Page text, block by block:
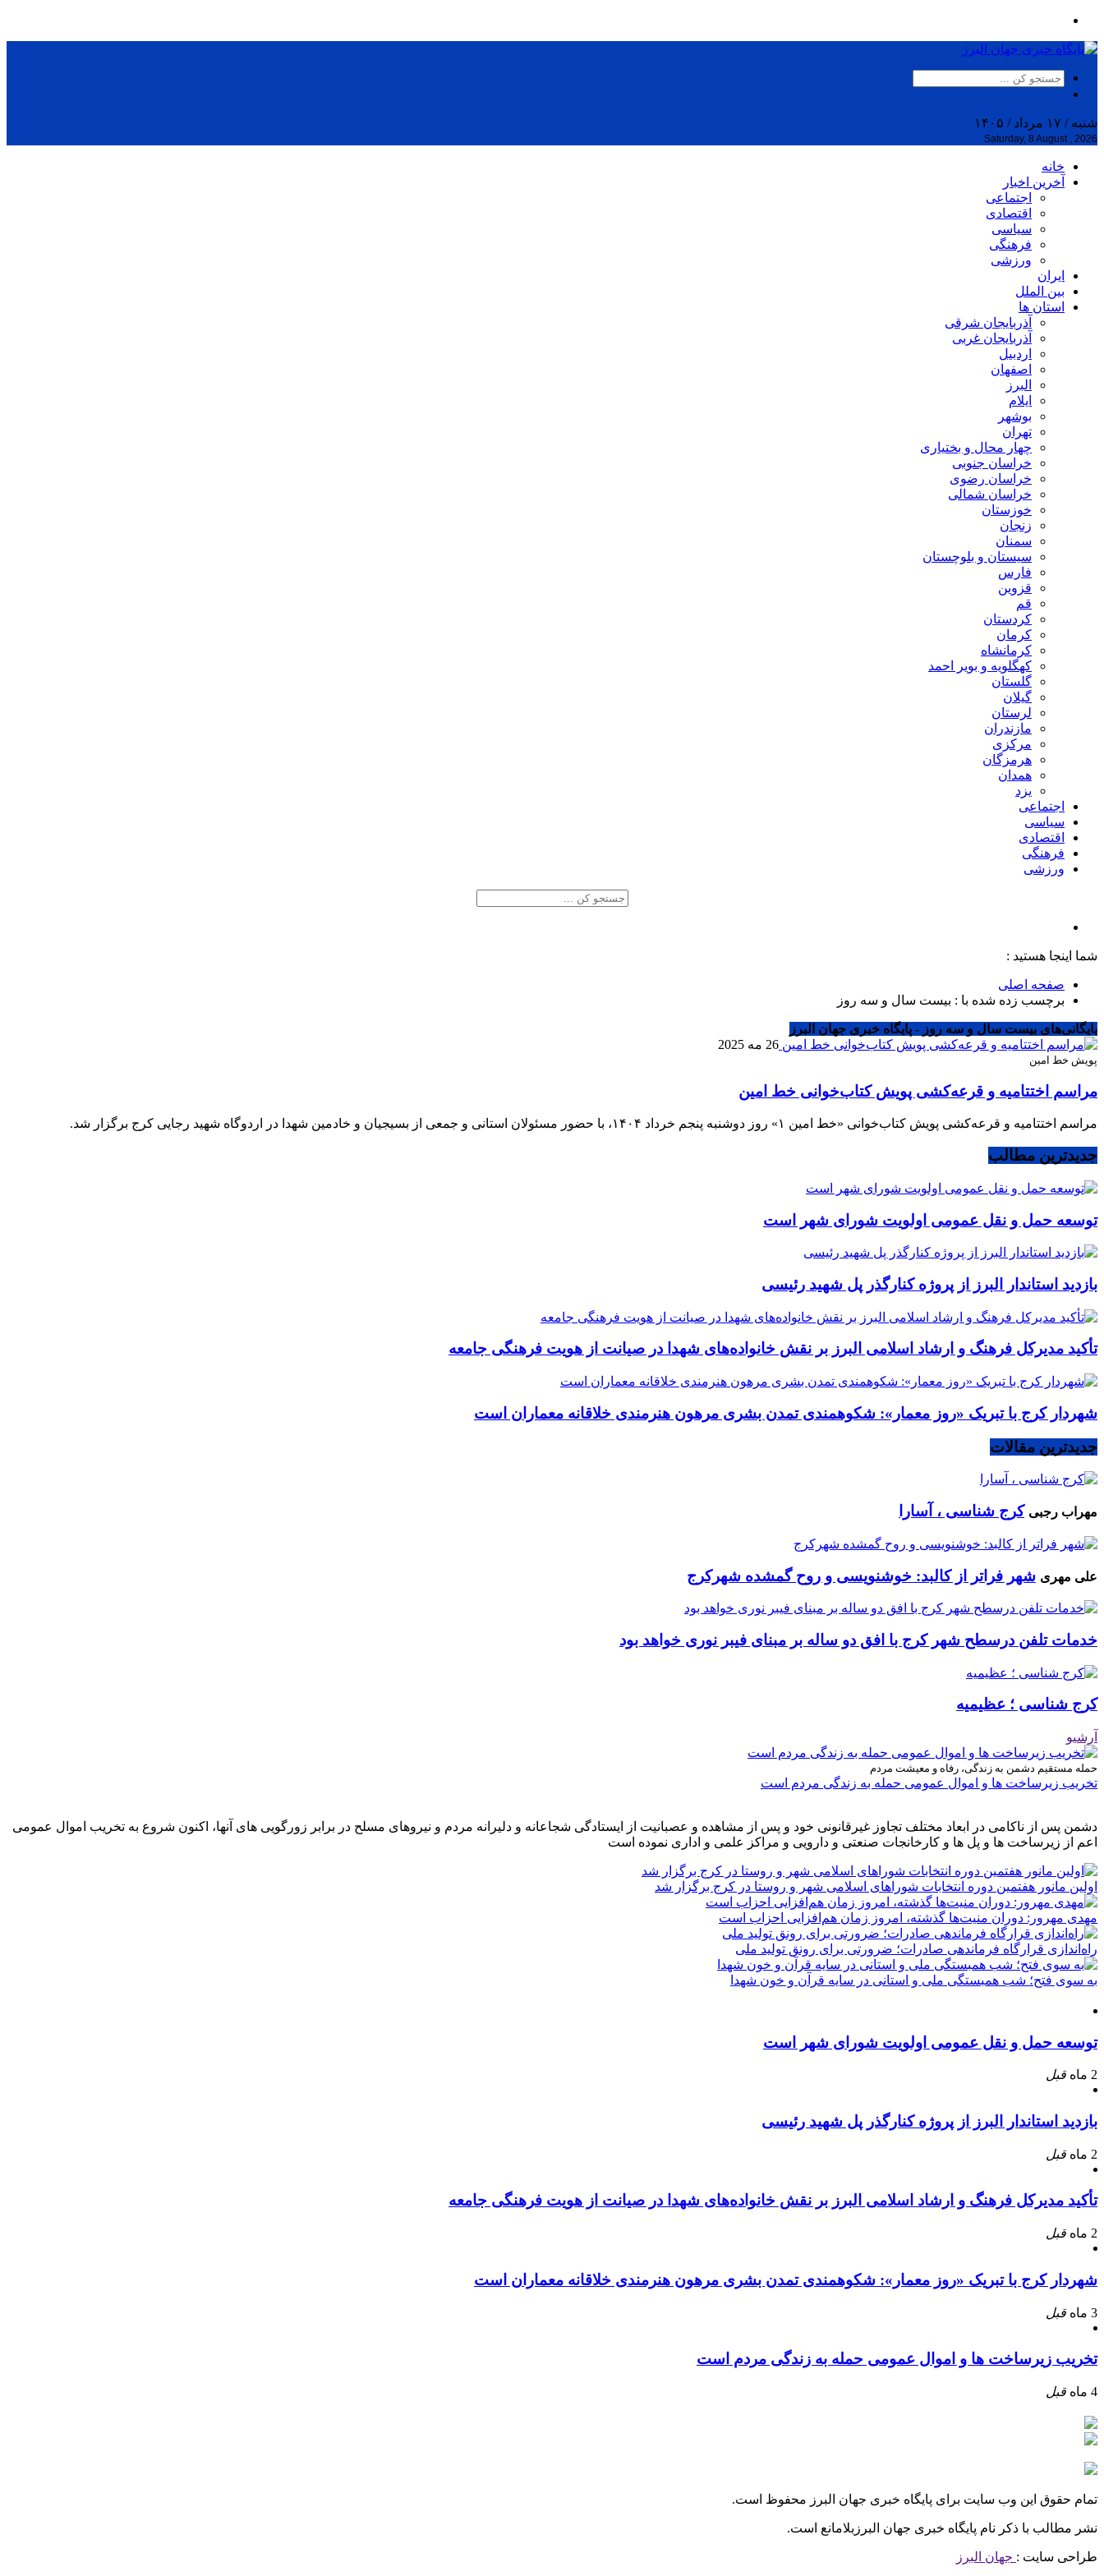
شنبه / ۱۷ مرداد / ۱۴۰۵
Saturday, 8 August , 2026
خانه
آخرین اخبار
اجتماعی
اقتصادی
سیاسی
فرهنگی
ورزشی
ایران
بین الملل
استان ها
آذربایجان شرقی
آذربایجان غربی
اردبیل
اصفهان
البرز
ایلام
بوشهر
تهران
چهار محال و بختیاری
خراسان جنوبی
خراسان رضوی
خراسان شمالی
خوزستان
زنجان
سمنان
سیستان و بلوچستان
فارس
قزوین
قم
کردستان
کرمان
کرمانشاه
کهگلویه و بویر احمد
گلستان
گیلان
لرستان
مازندران
مرکزی
هرمزگان
همدان
یزد
اجتماعی
سیاسی
اقتصادی
فرهنگی
ورزشی
شما اینجا هستید :
صفحه اصلی
برچسب زده شده با : بیست سال و سه روز
بایگانی‌های بیست سال و سه روز - پایگاه خبری جهان البرز
26 مه 2025
پویش خط امین
مراسم اختتامیه و قرعه‌کشی پویش کتاب‌خوانی خط امین
مراسم اختتامیه و قرعه‌کشی پویش کتاب‌خوانی «خط امین ۱» روز دوشنبه پنجم خرداد ۱۴۰۴، با حضور مسئولان استانی و جمعی از بسیجیان و خادمین شهدا در اردوگاه شهید رجایی کرج برگزار شد.
جدیدترین مطالب
توسعه حمل و نقل عمومی اولویت شورای شهر است
بازدید استاندار البرز از پروژه کنارگذر پل شهید رئیسی
تأکید مدیرکل فرهنگ و ارشاد اسلامی البرز بر نقش خانواده‌های شهدا در صیانت از هویت فرهنگی جامعه
شهردار کرج با تبریک «روز معمار»: شکوهمندی تمدن بشری مرهون هنرمندی خلاقانه معماران است
جدیدترین مقالات
مهراب رجبی کرج شناسی ، آسارا
علی مهری شهر فراتر از کالبد: خوشنویسی و روح گمشده شهرکرج
خدمات تلفن درسطح شهر کرج با افق دو ساله بر مبنای فیبر نوری خواهد بود
کرج شناسی ؛ عظیمیه
آرشیو
حمله مستقیم دشمن به زندگی، رفاه و معیشت مردم
تخریب زیرساخت ها و اموال عمومی حمله به زندگی مردم است
دشمن پس از ناکامی در ابعاد مختلف تجاوز غیرقانونی خود و پس از مشاهده و عصبانیت از ایستادگی شجاعانه و دلیرانه مردم و نیروهای مسلح در برابر زورگویی های آنها، اکنون شروع به تخریب اموال عمومی
اعم از زیرساخت ها و پل ها و کارخانجات صنعتی و دارویی و مراکز علمی و اداری نموده است
اولین مانور هفتمین دوره انتخابات شوراهای اسلامی شهر و روستا در کرج برگزار شد
مهدی مهرور: دوران منیت‌ها گذشته، امروز زمان هم‌افزایی احزاب است
راه‌اندازی قرارگاه فرماندهی صادرات؛ ضرورتی برای رونق تولید ملی
به سوی فتح؛ شب همبستگی ملی و استانی در سایه قرآن و خون شهدا
توسعه حمل و نقل عمومی اولویت شورای شهر است
2 ماه قبل
بازدید استاندار البرز از پروژه کنارگذر پل شهید رئیسی
2 ماه قبل
تأکید مدیرکل فرهنگ و ارشاد اسلامی البرز بر نقش خانواده‌های شهدا در صیانت از هویت فرهنگی جامعه
2 ماه قبل
شهردار کرج با تبریک «روز معمار»: شکوهمندی تمدن بشری مرهون هنرمندی خلاقانه معماران است
3 ماه قبل
تخریب زیرساخت ها و اموال عمومی حمله به زندگی مردم است
4 ماه قبل
تمام حقوق این وب سایت برای پایگاه خبری جهان البرز محفوظ است.
نشر مطالب با ذکر نام پایگاه خبری جهان البرزبلامانع است.
طراحی سایت : جهان البرز